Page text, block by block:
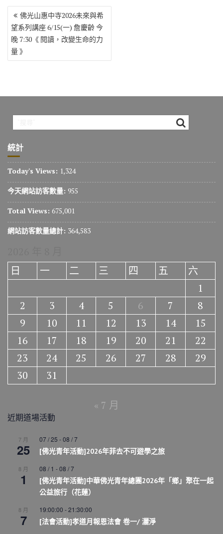
文
章
導
覽
佛光山惠中寺2026未來與希
望系列講座 6/15(一) 詹慶齡 今
晚 7:30《 閱讀，改變生命的力
量 》
統計
Today's Views: 1,324
今天網站訪客數量: 955
Total Views: 675,001
網站訪客數量總計: 364,583
日
一 二 三 四 五
六
1
2
3 4 5 6 7
8
9
10 11 12 13 14
15
16
17 18 19 20 21
22
23
24 25 26 27 28
29
30
31
« 7 月
近期道場活動
7 月
25
07 / 25 -08 / 7
[佛光青年活動]2026年菲去不可遊學之旅
8 月
1
08 / 1 -08 / 7
[佛光青年活動]中華佛光青年總團2026年「鄉」聚在一起
公益旅行（花蓮）
8 月
7
19:00:00 -21:30:00
[法會活動]孝道月報恩法會 卷一/ 灑淨